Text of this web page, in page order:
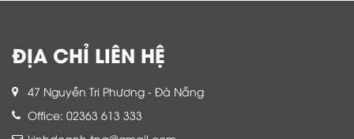
ĐỊA CHỈ LIÊN HỆ
47 Nguyễn Tri Phương - Đà Nẵng
Office: 02363 613 333